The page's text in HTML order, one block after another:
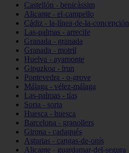
Castellón - benicàssim
Alicante - el-campello
Cádiz - la-línea-de-la-concepción
Las-palmas - arrecife
Granada - granada
Granada - motril
Huelva - ayamonte
Gipuzkoa - irun
Pontevedra - o-grove
Málaga - vélez-málaga
Las-palmas - tías
Soria - soria
Huesca - huesca
Barcelona - granollers
Girona - cadaqués
Asturias - cangas-de-onís
Alicante - guardamar-del-segura